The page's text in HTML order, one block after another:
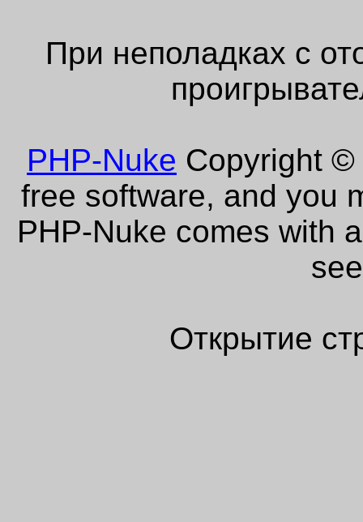
При неполадках с
PHP-Nuke Copyright ©
free software, and you
PHP-Nuke comes with
Открытие